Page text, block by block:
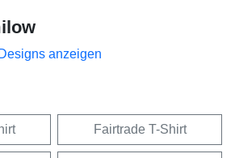
anzeigen
Fairtrade T-Shirt